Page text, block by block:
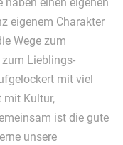
eigenem Charakter
Wege zum
Lieblings-
mit viel
mit Kultur,
ist die gute
unsere